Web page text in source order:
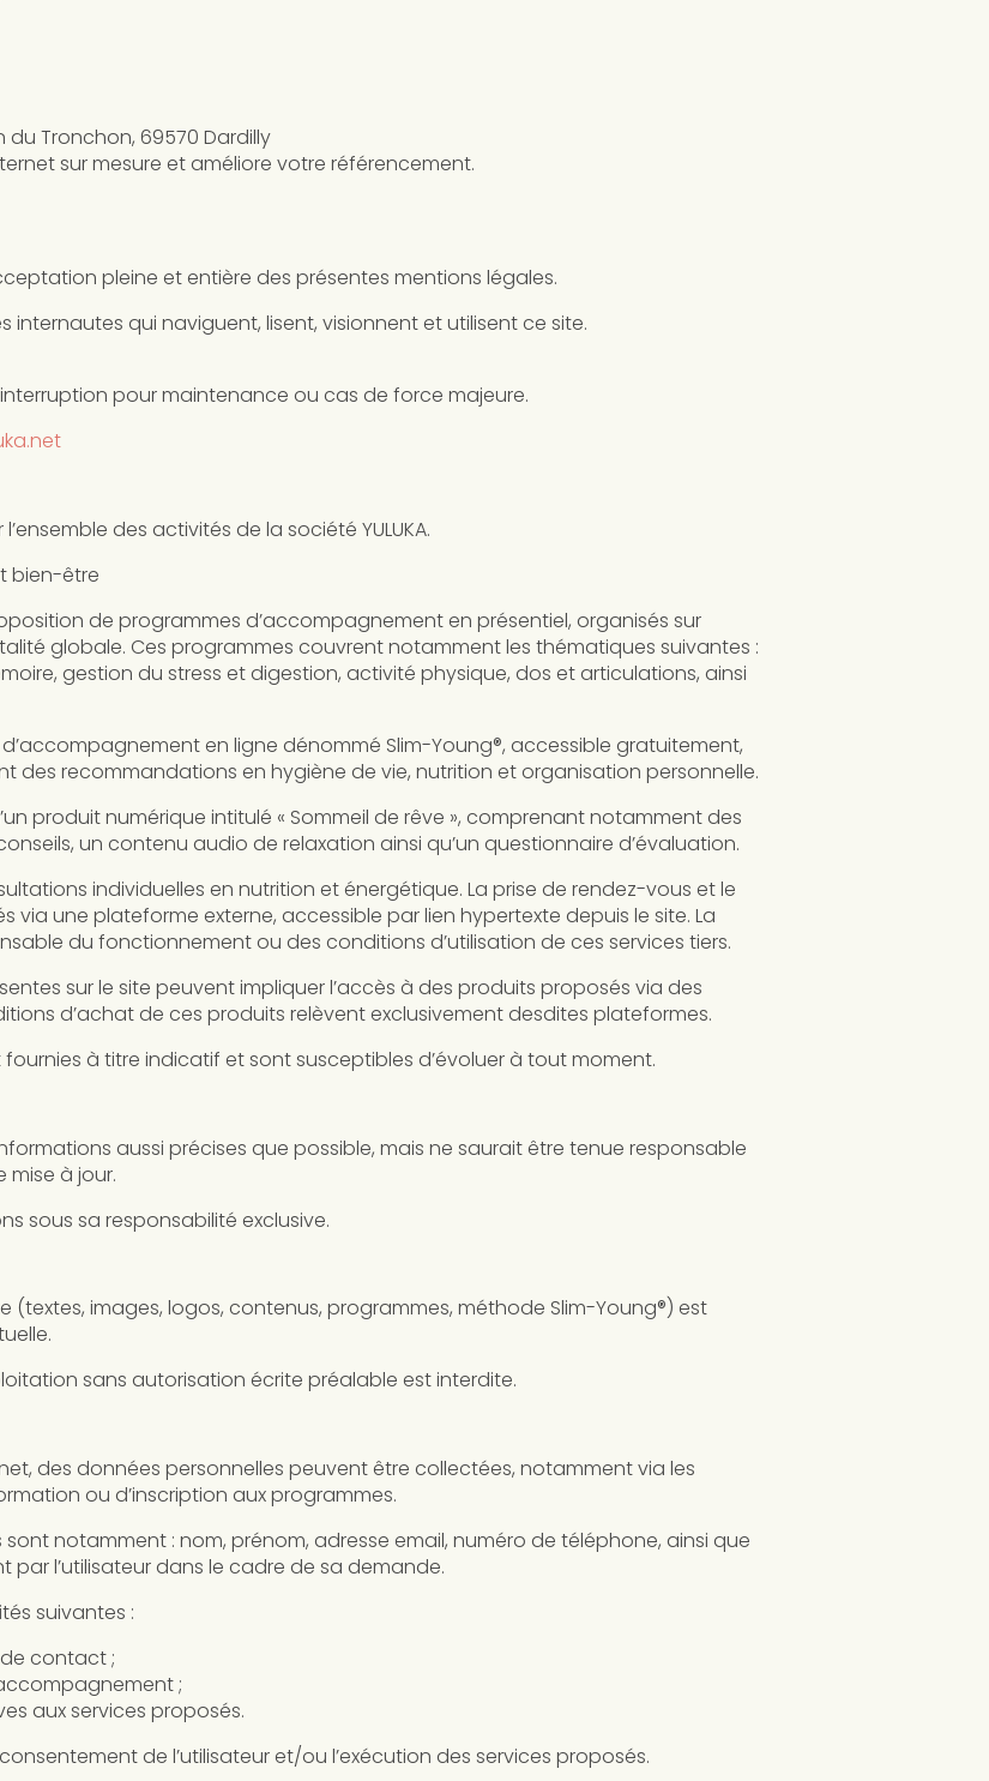
du Tronchon, 69570 Dardilly
sur mesure et améliore votre référencement.
pleine et entière des présentes mentions légales.
internautes qui naviguent, lisent, visionnent et utilisent ce site.
pour maintenance ou cas de force majeure.
des activités de la société YULUKA.
bien-être
de programmes d’accompagnement en présentiel, organisés sur
globale. Ces programmes couvrent notamment les thématiques suivantes :
gestion du stress et digestion, activité physique, dos et articulations, ainsi
en ligne dénommé Slim-Young®, accessible gratuitement,
des recommandations en hygiène de vie, nutrition et organisation personnelle.
produit numérique intitulé « Sommeil de rêve », comprenant notamment des
un contenu audio de relaxation ainsi qu’un questionnaire d’évaluation.
individuelles en nutrition et énergétique. La prise de rendez-vous et le
une plateforme externe, accessible par lien hypertexte depuis le site. La
du fonctionnement ou des conditions d’utilisation de ces services tiers.
sur le site peuvent impliquer l’accès à des produits proposés via des
d’achat de ces produits relèvent exclusivement desdites plateformes.
à titre indicatif et sont susceptibles d’évoluer à tout moment.
aussi précises que possible, mais ne saurait être tenue responsable
à jour.
sous sa responsabilité exclusive.
(textes, images, logos, contenus, programmes, méthode Slim-Young®) est
sans autorisation écrite préalable est interdite.
des données personnelles peuvent être collectées, notamment via les
ou d’inscription aux programmes.
notamment : nom, prénom, adresse email, numéro de téléphone, ainsi que
l’utilisateur dans le cadre de sa demande.
suivantes :
contact ;
;
aux services proposés.
de l’utilisateur et/ou l’exécution des services proposés.